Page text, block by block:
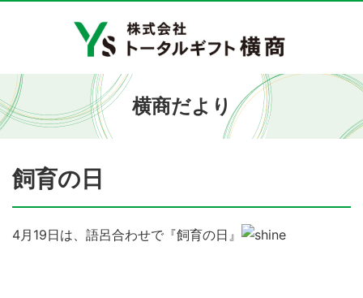
横商だより
飼育の日
4月19日は、語呂合わせで『飼育の日』